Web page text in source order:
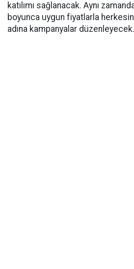
katılımı sağlanacak. Aynı
boyunca uygun fiyatlarla
adına kampanyalar düzenleyecek.